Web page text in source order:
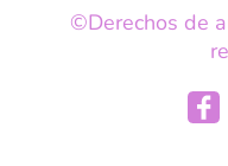
©Derechos de